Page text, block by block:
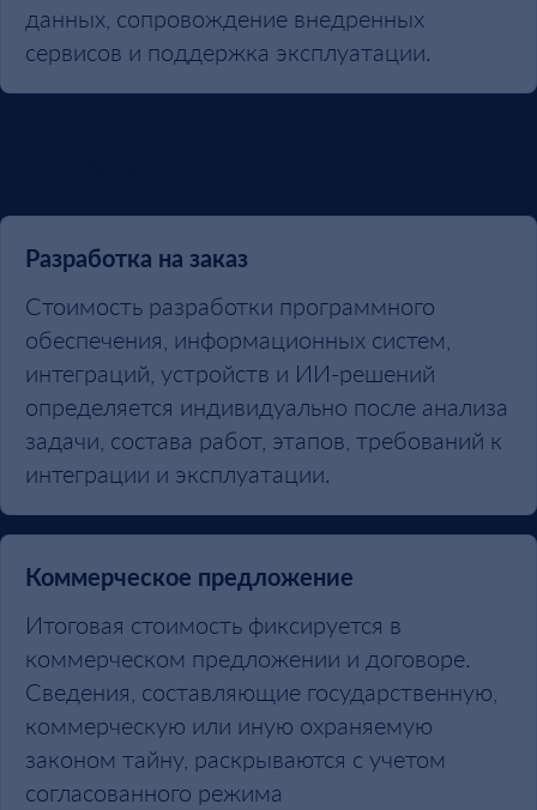
данных, сопровождение внедренных
сервисов и поддержка эксплуатации.
Разработка на заказ
Стоимость разработки программного
обеспечения, информационных систем,
интеграций, устройств и ИИ-решений
определяется индивидуально после анализа
задачи, состава работ, этапов, требований к
интеграции и эксплуатации.
Коммерческое предложение
Итоговая стоимость фиксируется в
коммерческом предложении и договоре.
Сведения, составляющие государственную,
коммерческую или иную охраняемую
законом тайну, раскрываются с учетом
согласованного режима